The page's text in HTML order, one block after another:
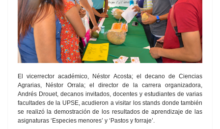
El vicerrector académico, Néstor Acosta; el decano de Ciencias
Agrarias, Néstor Orrala; el director de la carrera organizadora,
Andrés Drouet, decanos invitados, docentes y estudiantes de varias
facultades de la UPSE, acudieron a visitar los stands donde también
se realizó la demostración de los resultados de aprendizaje de las
asignaturas ‘Especies menores’ y ‘Pastos y forraje’.